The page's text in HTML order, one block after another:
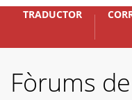
TRADUCTOR
Fòrums